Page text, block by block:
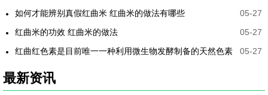
如何才能辨别真假红曲米 红曲米的做法有哪些
05-27
红曲米的功效 红曲米的做法
05-27
红曲红色素是目前唯一一种利用微生物发酵制备的天然色素
05-27
最新资讯